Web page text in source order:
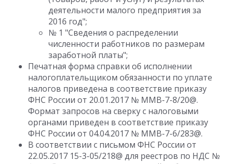
деятельности малого предприятия за
2016 год";
№ 1 "Сведения о распределении
численности работников по размерам
заработной платы";
Печатная форма справки об исполнении
налогоплательщиком обязанности по уплате
налогов приведена в соответствие приказу
ФНС России от 20.01.2017 № ММВ-7-8/20@.
Формат запросов на сверку с налоговыми
органами приведен в соответствие приказу
ФНС России от 04.04.2017 № ММВ-7-6/283@.
В соответствии с письмом ФНС России от
22.05.2017 15-3-05/218@ для реестров по НДС №